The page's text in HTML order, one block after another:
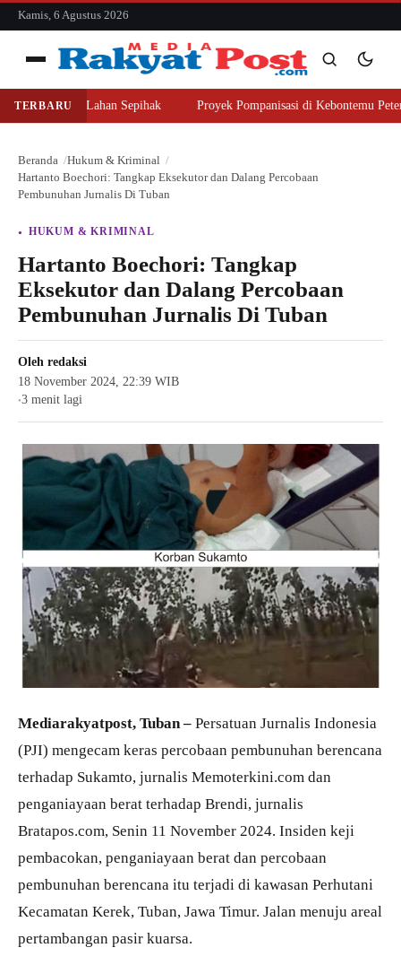
konten
Kamis, 6 Agustus 2026
Menu
Cari
Cari
TERBARU
Beli Lahan Sepihak Proyek Pompanisasi di Kebontemu Peterongan
Beranda
Hukum & Kriminal
Hartanto Boechori: Tangkap Eksekutor dan Dalang Percobaan
Pembunuhan Jurnalis Di Tuban
HUKUM & KRIMINAL
Hartanto Boechori: Tangkap
Eksekutor dan Dalang Percobaan
Pembunuhan Jurnalis Di Tuban
Oleh redaksi
18 November 2024, 22:39 WIB
●3 menit lagi
Mediarakyatpost, Tuban – Persatuan Jurnalis Indonesia
(PJI) mengecam keras percobaan pembunuhan berencana
terhadap Sukamto, jurnalis Memoterkini.com dan
penganiayaan berat terhadap Brendi, jurnalis
Bratapos.com, Senin 11 November 2024. Insiden keji
pembacokan, penganiayaan berat dan percobaan
pembunuhan berencana itu terjadi di kawasan Perhutani
Kecamatan Kerek, Tuban, Jawa Timur. Jalan menuju areal
pertambangan pasir kuarsa.